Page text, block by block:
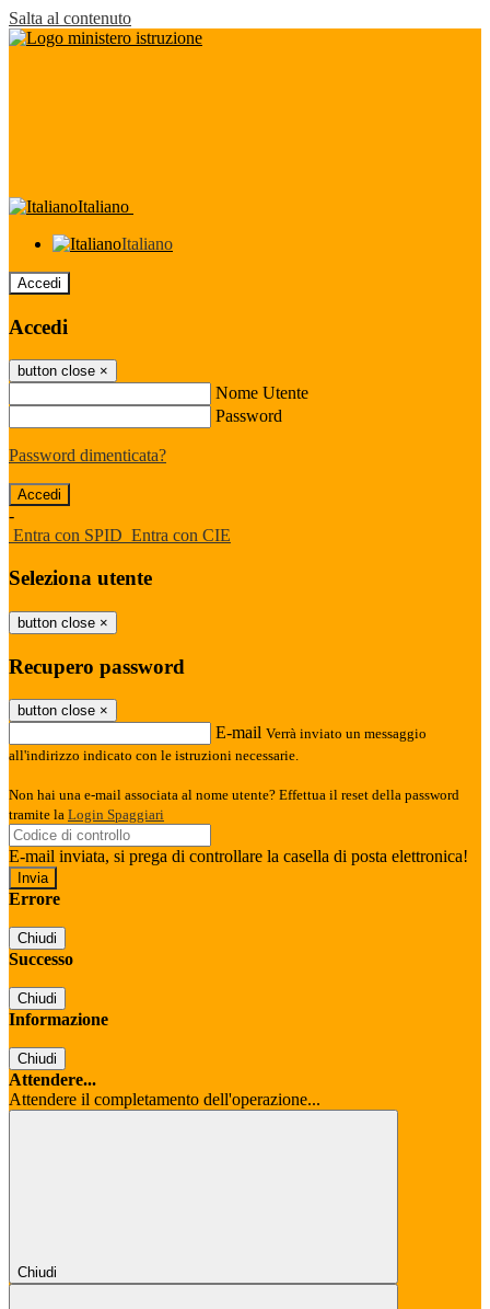
Salta al contenuto
Italiano
Italiano
Accedi
Accedi
button close ×
Nome Utente
Password
Password dimenticata?
-
Entra con SPID Entra con CIE
Seleziona utente
button close ×
Recupero password
button close ×
E-mail Verrà inviato un messaggio
all'indirizzo indicato con le istruzioni necessarie.
Non hai una e-mail associata al nome utente? Effettua il reset della password
tramite la Login Spaggiari
E-mail inviata, si prega di controllare la casella di posta elettronica!
Errore
Chiudi
Successo
Chiudi
Informazione
Chiudi
Attendere...
Attendere il completamento dell'operazione...
Chiudi